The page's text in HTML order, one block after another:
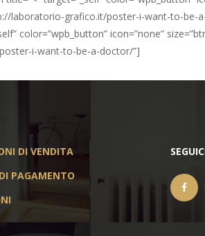
laboratorio-grafico.it/poster-i-want-to-be-
color=”wpb_button” icon=”none”
i-want-to-be-a-doctor/”]
DI VENDITA
PAGAMENTO